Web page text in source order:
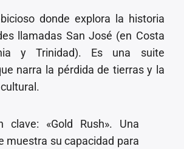
donde explora la historia
llamadas San José (en Costa
y Trinidad). Es una suite
narra la pérdida de tierras y la
clave: «Gold Rush». Una
muestra su capacidad para